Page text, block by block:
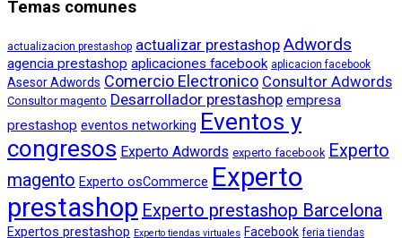
Temas comunes
actualizacion prestashop actualizar prestashop Adwords
agencia prestashop aplicaciones facebook aplicacion facebook
Asesor Adwords Comercio Electronico Consultor Adwords
Consultor magento Desarrollador prestashop empresa
prestashop eventos networking Eventos y
congresos Experto Adwords experto facebook Experto
magento Experto osCommerce Experto
prestashop Experto prestashop Barcelona
Expertos prestashop Experto tiendas virtuales Facebook feria tiendas